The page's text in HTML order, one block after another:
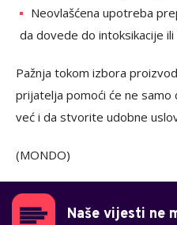
Neovlašćena upotreba
da dovede do intoksikacije
Pažnja tokom izbora
prijatelja pomoći će ne
već i da stvorite udobne
(MONDO)
Naše vijesti ne